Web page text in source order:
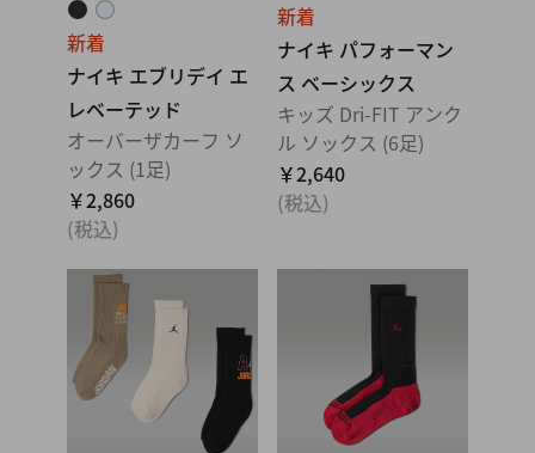
新着
ナイキ エブリデイ エ
レベーテッド
オーバーザカーフ ソ
ックス (1足)
￥2,860
(税込)
新着
ナイキ パフォーマン
ス ベーシックス
キッズ Dri-FIT アンク
ル ソックス (6足)
￥2,640
(税込)